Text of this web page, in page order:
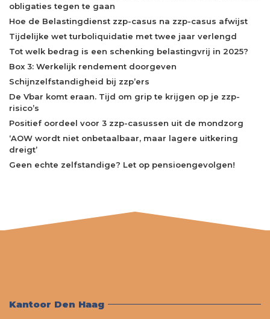
obligaties tegen te gaan
Hoe de Belastingdienst zzp-casus na zzp-casus afwijst
Tijdelijke wet turboliquidatie met twee jaar verlengd
Tot welk bedrag is een schenking belastingvrij in 2025?
Box 3: Werkelijk rendement doorgeven
Schijnzelfstandigheid bij zzp’ers
De Vbar komt eraan. Tijd om grip te krijgen op je zzp-
risico’s
Positief oordeel voor 3 zzp-casussen uit de mondzorg
‘AOW wordt niet onbetaalbaar, maar lagere uitkering
dreigt’
Geen echte zelfstandige? Let op pensioengevolgen!
Kantoor Den Haag